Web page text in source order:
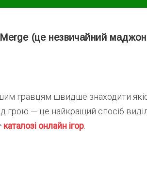
(це незвичайний
гравцям швидше знаходити
грою — це найкращий спосіб
каталозі онлайн ігор